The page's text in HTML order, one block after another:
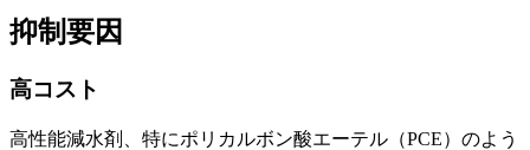
抑制要因
高コスト
高性能減水剤、特にポリカルボン酸エーテル（PCE）のよう